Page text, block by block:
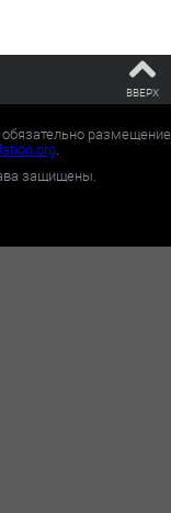
ВВЕРХ
размещение
.
защищены.